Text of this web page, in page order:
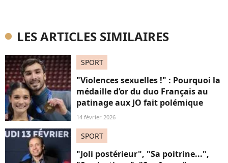
LES ARTICLES SIMILAIRES
SPORT
"Violences sexuelles !" : Pourquoi la
médaille d’or du duo Français au
patinage aux JO fait polémique
14 février 2026
SPORT
"Joli postérieur", "Sa poitrine...",